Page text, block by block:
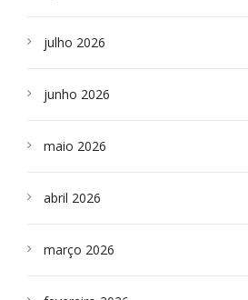
julho 2026
junho 2026
maio 2026
abril 2026
março 2026